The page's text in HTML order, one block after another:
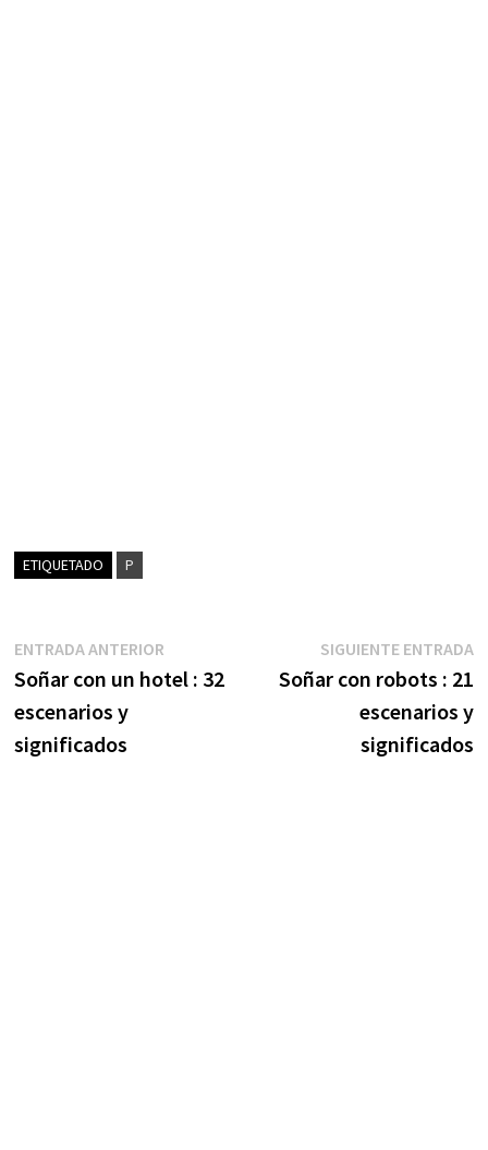
ETIQUETADO P
Navegación
de
entradas
ENTRADA ANTERIOREntrada
anterior:
Soñar con un hotel : 32
escenarios y
significados
SIGUIENTE ENTRADA
Soñar con robots : 21
escenarios y
significados